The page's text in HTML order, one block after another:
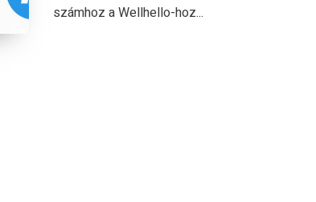
számhoz a Wellhello-hoz...